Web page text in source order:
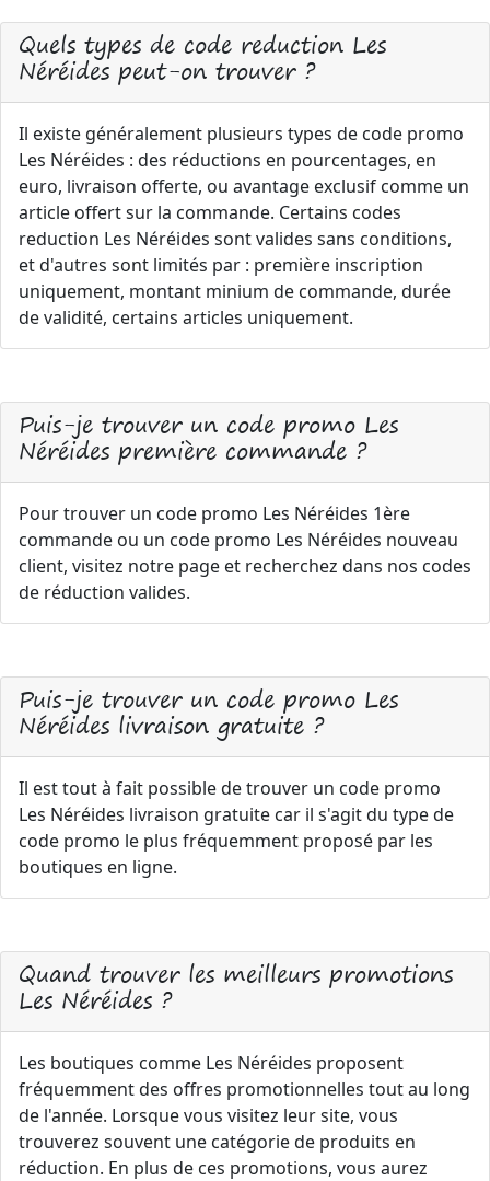
Quels types de code reduction Les
Néréides peut-on trouver ?
Il existe généralement plusieurs types de code promo
Les Néréides : des réductions en pourcentages, en
euro, livraison offerte, ou avantage exclusif comme un
article offert sur la commande. Certains codes
reduction Les Néréides sont valides sans conditions,
et d'autres sont limités par : première inscription
uniquement, montant minium de commande, durée
de validité, certains articles uniquement.
Puis-je trouver un code promo Les
Néréides première commande ?
Pour trouver un code promo Les Néréides 1ère
commande ou un code promo Les Néréides nouveau
client, visitez notre page et recherchez dans nos codes
de réduction valides.
Puis-je trouver un code promo Les
Néréides livraison gratuite ?
Il est tout à fait possible de trouver un code promo
Les Néréides livraison gratuite car il s'agit du type de
code promo le plus fréquemment proposé par les
boutiques en ligne.
Quand trouver les meilleurs promotions
Les Néréides ?
Les boutiques comme Les Néréides proposent
fréquemment des offres promotionnelles tout au long
de l'année. Lorsque vous visitez leur site, vous
trouverez souvent une catégorie de produits en
réduction. En plus de ces promotions, vous aurez